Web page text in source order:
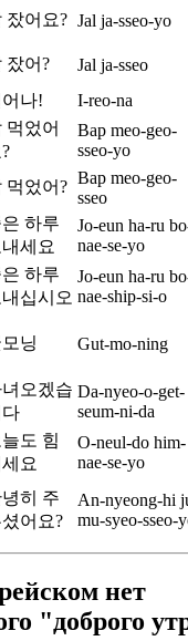
잤어요? Jal ja-sseo-yo
잤어? Jal ja-sseo
나! I-reo-na
먹었어
Bap meo-geo-
sseo-yo
먹었어? Bap meo-geo-
sseo
하루
내세요
Jo-eun ha-ru
nae-se-yo
하루
내십시오
Jo-eun ha-ru
nae-ship-si-o
닝 Gut-mo-ning
오겠습 Da-nyeo-o-get-
seum-ni-da
늘도 힘
요
O-neul-do him-
nae-se-yo
히 주
어요?
An-nyeong-hi
mu-syeo-sseo-
нет
"доброго